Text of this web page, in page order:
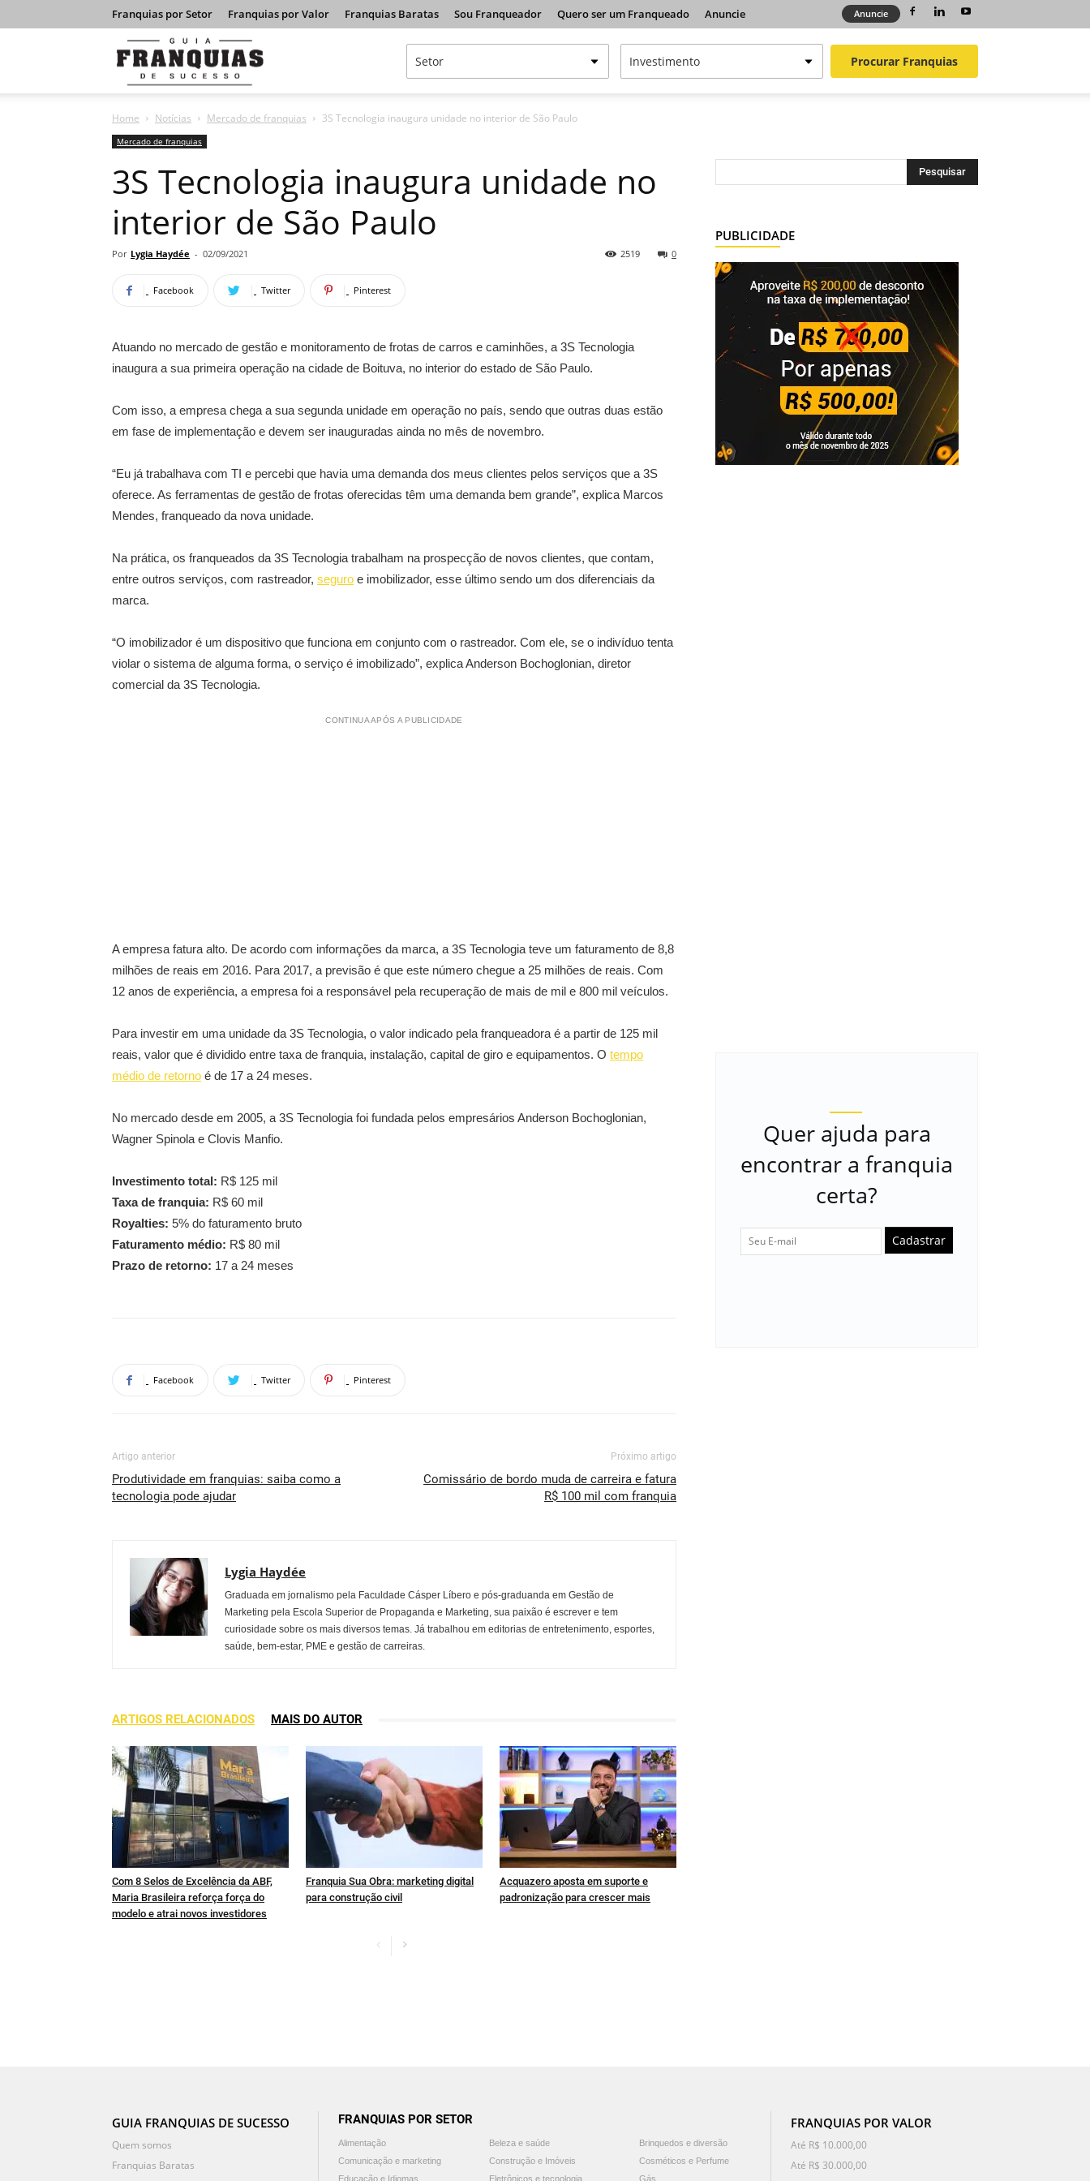
Franquias por Setor Franquias por Valor Franquias Baratas Sou Franqueador Quero ser um Franqueado Anuncie Anuncie
Franquias
de
Procurar Franquias
Home Notícias Mercado de franquias 3S Tecnologia inaugura unidade no interior de São Paulo
Mercado de franquias
3S Tecnologia inaugura unidade no
interior de São Paulo
Por Lygia Haydée - 02/09/2021 0
2519
Facebook Twitter Pinterest
Atuando no mercado de gestão e monitoramento de frotas de carros e caminhões, a 3S Tecnologia
inaugura a sua primeira operação na cidade de Boituva, no interior do estado de São Paulo.
Com isso, a empresa chega a sua segunda unidade em operação no país, sendo que outras duas estão
em fase de implementação e devem ser inauguradas ainda no mês de novembro.
“Eu já trabalhava com TI e percebi que havia uma demanda dos meus clientes pelos serviços que a 3S
oferece. As ferramentas de gestão de frotas oferecidas têm uma demanda bem grande”, explica Marcos
Mendes, franqueado da nova unidade.
Na prática, os franqueados da 3S Tecnologia trabalham na prospecção de novos clientes, que contam,
entre outros serviços, com rastreador, seguro e imobilizador, esse último sendo um dos diferenciais da
marca.
“O imobilizador é um dispositivo que funciona em conjunto com o rastreador. Com ele, se o indivíduo tenta
violar o sistema de alguma forma, o serviço é imobilizado”, explica Anderson Bochoglonian, diretor
comercial da 3S Tecnologia.
CONTINUA APÓS A PUBLICIDADE
A empresa fatura alto. De acordo com informações da marca, a 3S Tecnologia teve um faturamento de 8,8
milhões de reais em 2016. Para 2017, a previsão é que este número chegue a 25 milhões de reais. Com
12 anos de experiência, a empresa foi a responsável pela recuperação de mais de mil e 800 mil veículos.
Para investir em uma unidade da 3S Tecnologia, o valor indicado pela franqueadora é a partir de 125 mil
reais, valor que é dividido entre taxa de franquia, instalação, capital de giro e equipamentos. O tempo
médio de retorno é de 17 a 24 meses.
No mercado desde em 2005, a 3S Tecnologia foi fundada pelos empresários Anderson Bochoglonian,
Wagner Spinola e Clovis Manfio.
Investimento total: R$ 125 mil
Taxa de franquia: R$ 60 mil
Royalties: 5% do faturamento bruto
Faturamento médio: R$ 80 mil
Prazo de retorno: 17 a 24 meses
Facebook Twitter Pinterest
Artigo anterior
Produtividade em franquias: saiba como a
tecnologia pode ajudar
Próximo artigo
Comissário de bordo muda de carreira e fatura
R$ 100 mil com franquia
Lygia Haydée
Graduada em jornalismo pela Faculdade Cásper Líbero e pós-graduanda em Gestão de
Marketing pela Escola Superior de Propaganda e Marketing, sua paixão é escrever e tem
curiosidade sobre os mais diversos temas. Já trabalhou em editorias de entretenimento, esportes,
saúde, bem-estar, PME e gestão de carreiras.
ARTIGOS RELACIONADOS MAIS DO AUTOR
Com 8 Selos de Excelência da ABF,
Maria Brasileira reforça força do
modelo e atrai novos investidores
Franquia Sua Obra: marketing digital
para construção civil
Acquazero aposta em suporte e
padronização para crescer mais
PUBLICIDADE
Quer ajuda para
encontrar a franquia
certa?
Cadastrar
GUIA FRANQUIAS DE SUCESSO
Quem somos
Franquias Baratas
FRANQUIAS POR SETOR
Alimentação Beleza e saúde
Brinquedos e diversão
Comunicação e marketing
Construção e Imóveis
Cosméticos e Perfume
Educação e Idiomas
Eletrônicos e tecnologia Gás
FRANQUIAS POR VALOR
Até R$ 10.000,00
Até R$ 30.000,00